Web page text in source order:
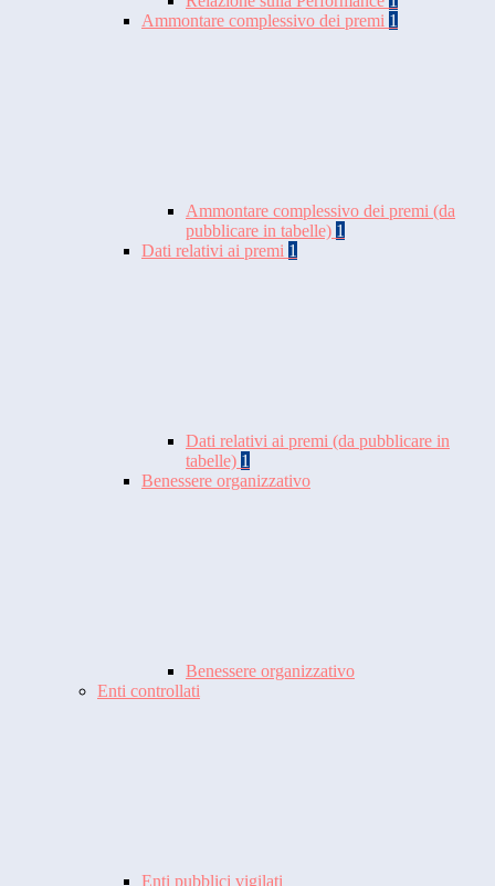
Ammontare complessivo dei premi 1
Ammontare complessivo dei premi (da
pubblicare in tabelle) 1
Dati relativi ai premi 1
Dati relativi ai premi (da pubblicare in
tabelle) 1
Benessere organizzativo
Benessere organizzativo
Enti controllati
Enti pubblici vigilati